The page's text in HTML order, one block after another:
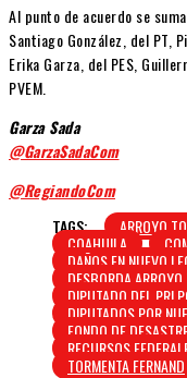
Al punto de acuerdo se
Santiago González, del PT,
Erika Garza, del PES,
PVEM.
Garza Sada
@GarzaSadaCom
@RegiandoCom
TAGS:
ARROYO
COAHUILA
DAÑOS EN NUEVO
DESBORDA
DIPUTADO DEL PRI
DIPUTADOS POR
FONDO DE
RECURSOS
TORMENTA FERNAND